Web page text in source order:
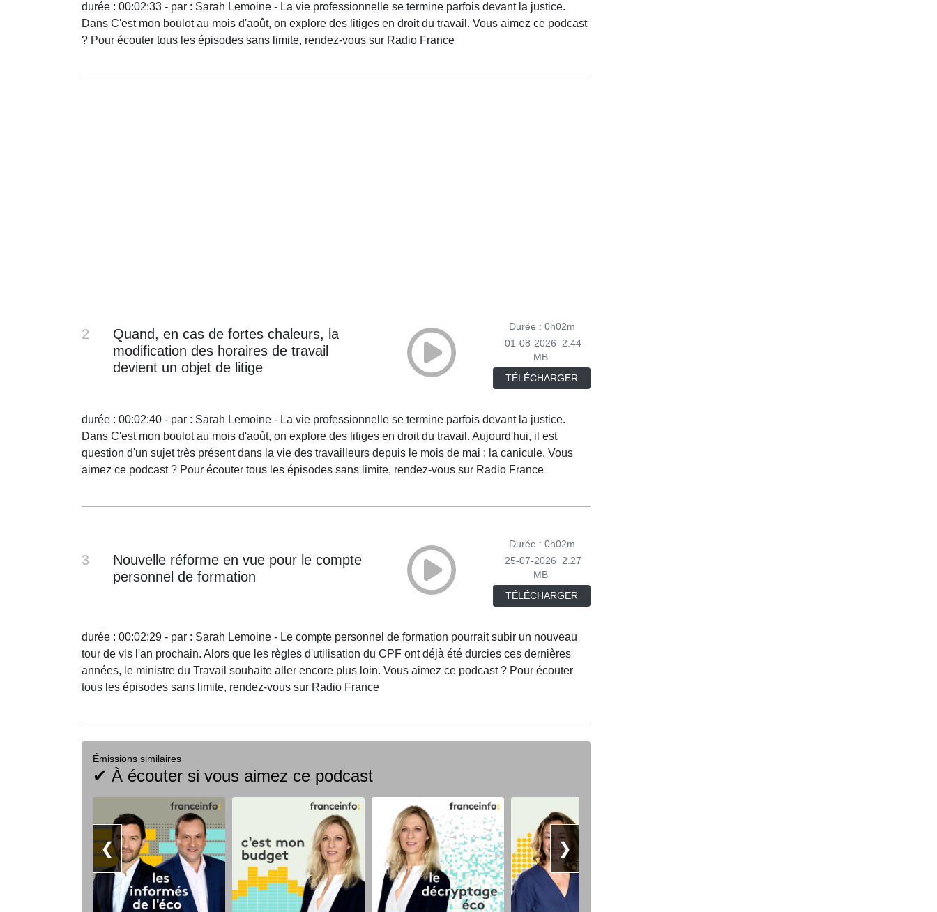
durée : 00:02:33 - par : Sarah Lemoine - La vie professionnelle se termine parfois devant la justice.
Dans C'est mon boulot au mois d'août, on explore des litiges en droit du travail. Vous aimez ce podcast
? Pour écouter tous les épisodes sans limite, rendez-vous sur Radio France
2
Quand, en cas de fortes chaleurs, la
modification des horaires de travail
devient un objet de litige
Durée : 0h02m
01-08-2026
2.44
MB
TÉLÉCHARGER
durée : 00:02:40 - par : Sarah Lemoine - La vie professionnelle se termine parfois devant la justice.
Dans C'est mon boulot au mois d'août, on explore des litiges en droit du travail. Aujourd'hui, il est
question d'un sujet très présent dans la vie des travailleurs depuis le mois de mai : la canicule. Vous
aimez ce podcast ? Pour écouter tous les épisodes sans limite, rendez-vous sur Radio France
3
Nouvelle réforme en vue pour le compte
personnel de formation
Durée : 0h02m
25-07-2026
2.27
MB
TÉLÉCHARGER
durée : 00:02:29 - par : Sarah Lemoine - Le compte personnel de formation pourrait subir un nouveau
tour de vis l'an prochain. Alors que les règles d'utilisation du CPF ont déjà été durcies ces dernières
années, le ministre du Travail souhaite aller encore plus loin. Vous aimez ce podcast ? Pour écouter
tous les épisodes sans limite, rendez-vous sur Radio France
Émissions similaires
✔ À écouter si vous aimez ce podcast
❮ ❯